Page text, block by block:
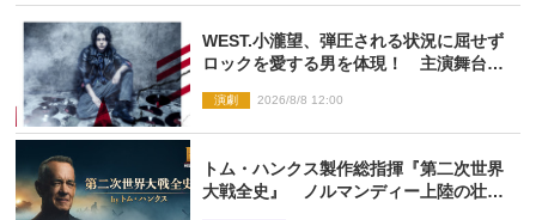
WEST.小瀧望、弾圧される状況に屈せず
ロックを愛する男を体現！ 主演舞台
演劇 2026/8/8 12:00
トム・ハンクス製作総指揮『第二次世界
大戦全史』 ノルマンディー上陸の壮絶